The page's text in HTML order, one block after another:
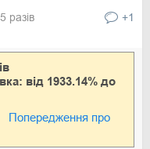
разів +1
від 1933.14% до
Попередження про